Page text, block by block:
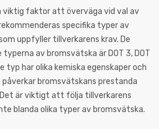
viktig faktor att överväga vid val av
specifika typer av
uppfyller tillverkarens krav. De
av bromsvätska är DOT 3, DOT
typ har olika kemiska egenskaper och
bromsvätskans prestanda
är viktigt att följa tillverkarens
blanda olika typer av bromsvätska.